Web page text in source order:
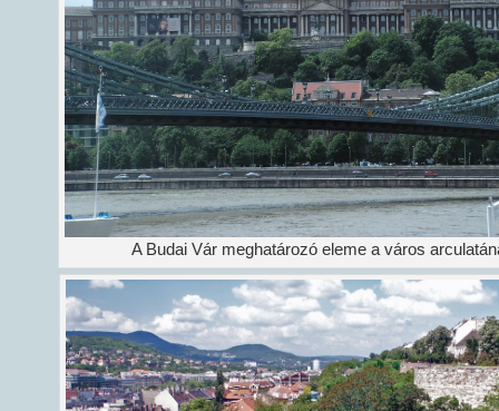
A Budai Vár meghatározó eleme a város